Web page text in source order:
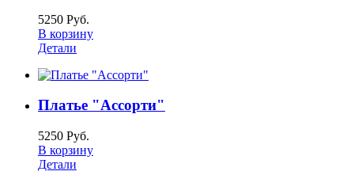
5250 Руб.
В корзину
Детали
Платье "Ассорти"
5250 Руб.
В корзину
Детали